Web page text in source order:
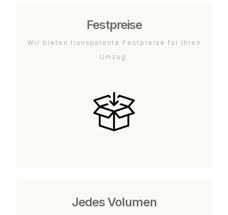
Festpreise
Wir bieten transparente Festpreise für Ihren
Umzug.
Jedes Volumen